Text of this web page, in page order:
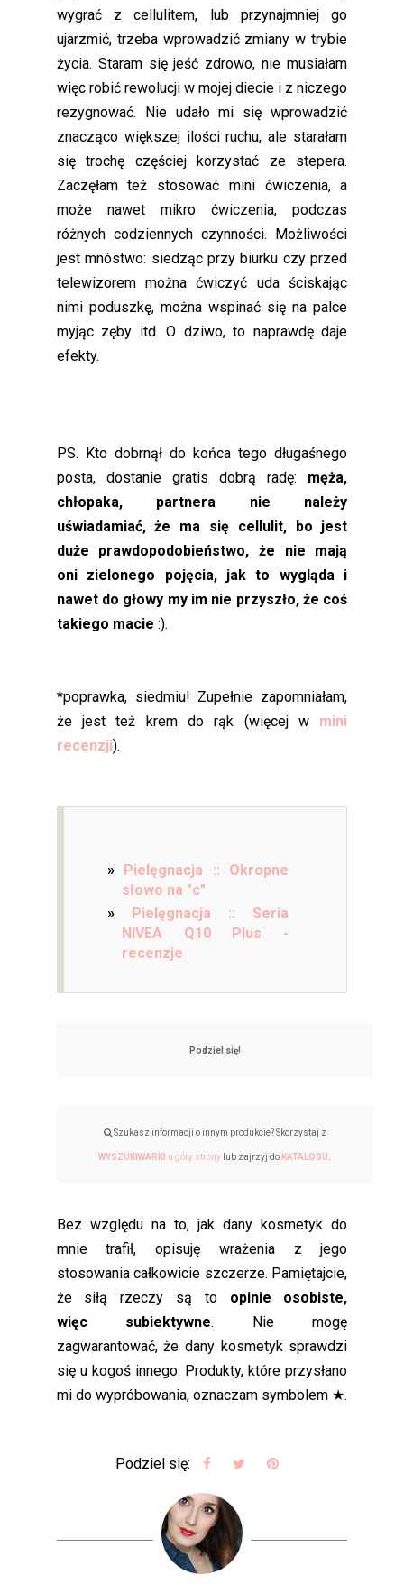
wygrać z cellulitem, lub przynajmniej go
ujarzmić, trzeba wprowadzić zmiany w trybie
życia. Staram się jeść zdrowo, nie musiałam
więc robić rewolucji w mojej diecie i z niczego
rezygnować. Nie udało mi się wprowadzić
znacząco większej ilości ruchu, ale starałam
się trochę częściej korzystać ze stepera.
Zaczęłam też stosować mini ćwiczenia, a
może nawet mikro ćwiczenia, podczas
różnych codziennych czynności. Możliwości
jest mnóstwo: siedząc przy biurku czy przed
telewizorem można ćwiczyć uda ściskając
nimi poduszkę, można wspinać się na palce
myjąc zęby itd. O dziwo, to naprawdę daje
efekty.
PS. Kto dobrnął do końca tego długaśnego
posta, dostanie gratis dobrą radę: męża,
chłopaka, partnera nie należy
uświadamiać, że ma się cellulit, bo jest
duże prawdopodobieństwo, że nie mają
oni zielonego pojęcia, jak to wygląda i
nawet do głowy my im nie przyszło, że coś
takiego macie :).
*poprawka, siedmiu! Zupełnie zapomniałam,
że jest też krem do rąk (więcej w mini
recenzji).
Pielęgnacja :: Okropne
słowo na "c"
Pielęgnacja :: Seria
NIVEA Q10 Plus -
recenzje
Podziel się!
Szukasz informacji o innym produkcie? Skorzystaj z
WYSZUKIWARKI u góry strony lub zajrzyj do KATALOGU
Bez względu na to, jak dany kosmetyk do
mnie trafił, opisuję wrażenia z jego
stosowania całkowicie szczerze. Pamiętajcie,
że siłą rzeczy są to opinie osobiste,
więc subiektywne. Nie mogę
zagwarantować, że dany kosmetyk sprawdzi
się u kogoś innego. Produkty, które przysłano
mi do wypróbowania, oznaczam symbolem ★.
Podziel się: